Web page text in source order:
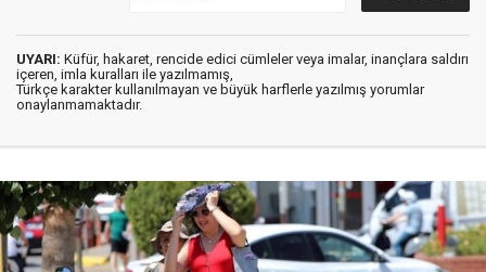
UYARI: Küfür, hakaret, rencide edici cümleler veya imalar, inançlara saldırı
içeren, imla kuralları ile yazılmamış,
Türkçe karakter kullanılmayan ve büyük harflerle yazılmış yorumlar
onaylanmamaktadır.